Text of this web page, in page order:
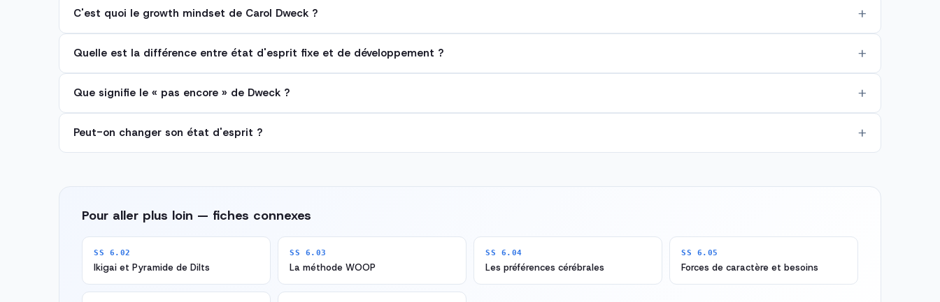
C'est quoi le growth mindset de Carol Dweck ?
Quelle est la différence entre état d'esprit fixe et de développement ?
Que signifie le « pas encore » de Dweck ?
Peut-on changer son état d'esprit ?
Pour aller plus loin — fiches connexes
SS 6.02
Ikigai et Pyramide de Dilts
SS 6.03
La méthode WOOP
SS 6.04
Les préférences cérébrales
SS 6.05
Forces de caractère et besoins